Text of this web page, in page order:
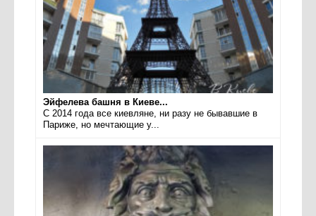
Эйфелева башня в Киеве...
С 2014 года все киевляне, ни разу не бывавшие в
Париже, но мечтающие у...